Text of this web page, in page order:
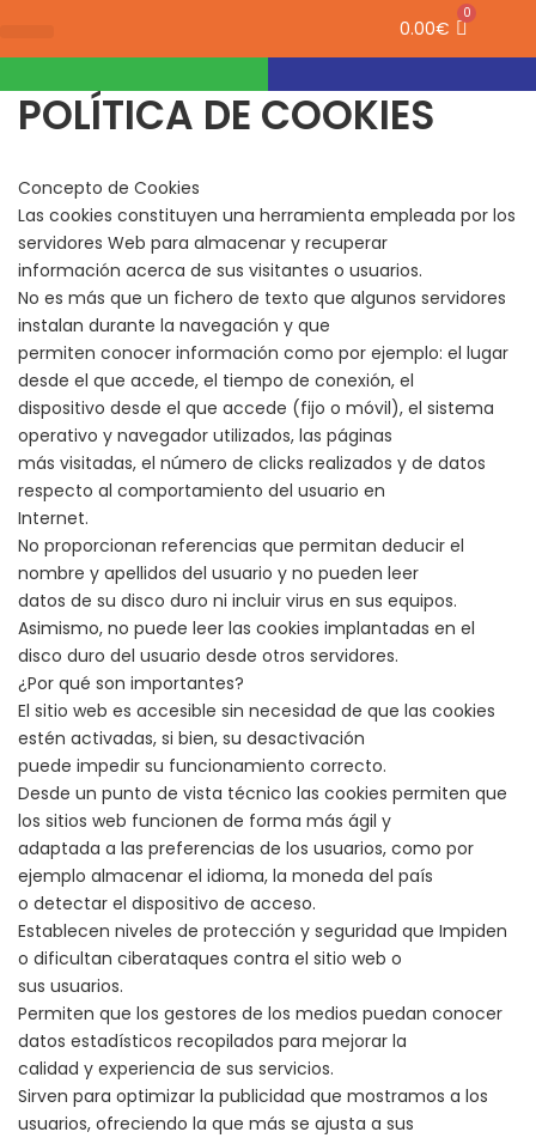
0.00€
0
POLÍTICA DE COOKIES
Concepto de Cookies
Las cookies constituyen una herramienta empleada por los
servidores Web para almacenar y recuperar
información acerca de sus visitantes o usuarios.
No es más que un fichero de texto que algunos servidores
instalan durante la navegación y que
permiten conocer información como por ejemplo: el lugar
desde el que accede, el tiempo de conexión, el
dispositivo desde el que accede (fijo o móvil), el sistema
operativo y navegador utilizados, las páginas
más visitadas, el número de clicks realizados y de datos
respecto al comportamiento del usuario en
Internet.
No proporcionan referencias que permitan deducir el
nombre y apellidos del usuario y no pueden leer
datos de su disco duro ni incluir virus en sus equipos.
Asimismo, no puede leer las cookies implantadas en el
disco duro del usuario desde otros servidores.
¿Por qué son importantes?
El sitio web es accesible sin necesidad de que las cookies
estén activadas, si bien, su desactivación
puede impedir su funcionamiento correcto.
Desde un punto de vista técnico las cookies permiten que
los sitios web funcionen de forma más ágil y
adaptada a las preferencias de los usuarios, como por
ejemplo almacenar el idioma, la moneda del país
o detectar el dispositivo de acceso.
Establecen niveles de protección y seguridad que Impiden
o dificultan ciberataques contra el sitio web o
sus usuarios.
Permiten que los gestores de los medios puedan conocer
datos estadísticos recopilados para mejorar la
calidad y experiencia de sus servicios.
Sirven para optimizar la publicidad que mostramos a los
usuarios, ofreciendo la que más se ajusta a sus